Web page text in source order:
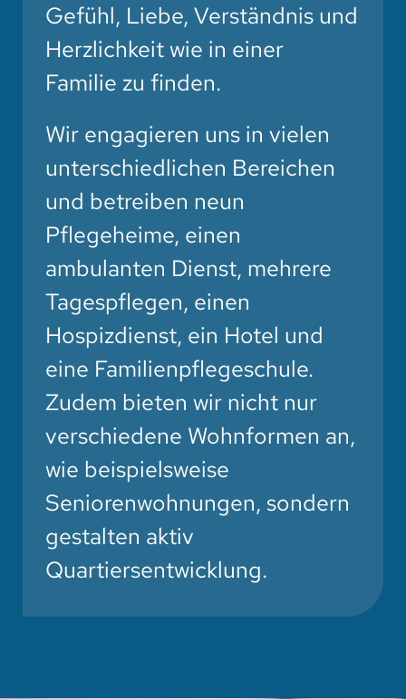
Gefühl, Liebe, Verständnis und
Herzlichkeit wie in einer
Familie zu finden.
Wir engagieren uns in vielen
unterschiedlichen Bereichen
und betreiben neun
Pflegeheime, einen
ambulanten Dienst, mehrere
Tagespflegen, einen
Hospizdienst, ein Hotel und
eine Familienpflegeschule.
Zudem bieten wir nicht nur
verschiedene Wohnformen an,
wie beispielsweise
Seniorenwohnungen, sondern
gestalten aktiv
Quartiersentwicklung.